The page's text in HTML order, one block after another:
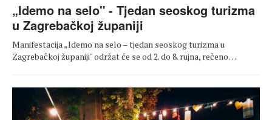
„Idemo na selo" - Tjedan seoskog turizma
u Zagrebačkoj županiji
Manifestacija „Idemo na selo – tjedan seoskog turizma u
Zagrebačkoj županiji" održat će se od 2. do 8. rujna, rečeno…